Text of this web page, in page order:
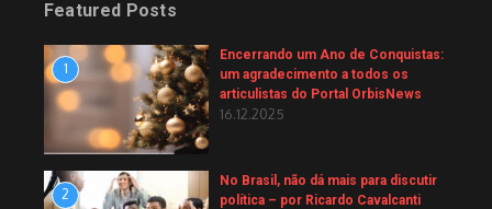
Featured Posts
1
Encerrando um Ano de Conquistas:
um agradecimento a todos os
articulistas do Portal OrbisNews
16.12.2025
2
No Brasil, não dá mais para discutir
política – por Ricardo Cavalcanti